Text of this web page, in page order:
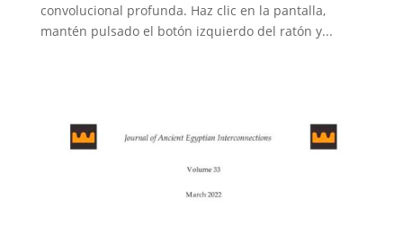
convolucional profunda. Haz clic en la pantalla,
mantén pulsado el botón izquierdo del ratón y...